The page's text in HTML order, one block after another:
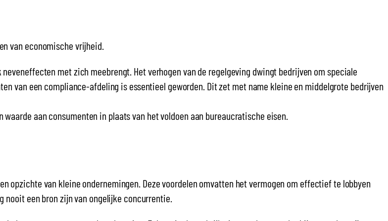
van economische vrijheid.
met zich meebrengt. Het verhogen van de regelgeving dwingt bedrijven om speciale
van een compliance-afdeling is essentieel geworden. Dit zet met name kleine en middelgrote bedrijven
aan consumenten in plaats van het voldoen aan bureaucratische eisen.
opzichte van kleine ondernemingen. Deze voordelen omvatten het vermogen om effectief te lobbyen
een bron zijn van ongelijke concurrentie.